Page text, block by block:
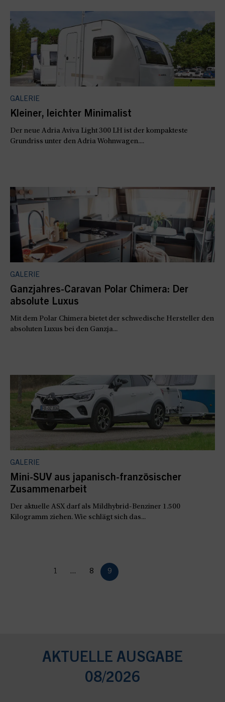
GALERIE
Kleiner, leichter Minimalist
Der neue Adria Aviva Light 300 LH ist der kompakteste
Grundriss unter den Adria Wohnwagen....
GALERIE
Ganzjahres-Caravan Polar Chimera: Der
absolute Luxus
Mit dem Polar Chimera bietet der schwedische Hersteller den
absoluten Luxus bei den Ganzja...
GALERIE
Mini-SUV aus japanisch-französischer
Zusammenarbeit
Der aktuelle ASX darf als Mildhybrid-Benziner 1.500
Kilogramm ziehen. Wie schlägt sich das...
1 ... 8 9
AKTUELLE AUSGABE
08/2026